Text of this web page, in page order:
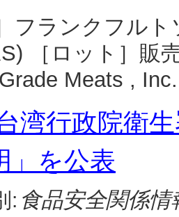
フランクフル
［ロット］販
Meats ,
湾行政院衛
」を公表
: 食品安全関係情